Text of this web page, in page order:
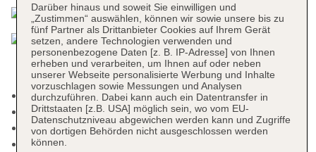
Check-in Zeit ab 14:00 Uhr
Check-out Zeit bis 12:00 Uhr
Late Check-out: Barzahlung, pro Tag ca. 60 EUR
Rezeption
Darüber hinaus und soweit Sie einwilligen und
„Zustimmen“ auswählen, können wir sowie unsere bis zu
fünf Partner als Drittanbieter Cookies auf Ihrem Gerät
setzen, andere Technologien verwenden und
personenbezogene Daten [z. B. IP-Adresse] von Ihnen
erheben und verarbeiten, um Ihnen auf oder neben
unserer Webseite personalisierte Werbung und Inhalte
vorzuschlagen sowie Messungen und Analysen
durchzuführen. Dabei kann auch ein Datentransfer in
Drittstaaten [z.B. USA] möglich sein, wo vom EU-
Datenschutzniveau abgewichen werden kann und Zugriffe
von dortigen Behörden nicht ausgeschlossen werden
können.